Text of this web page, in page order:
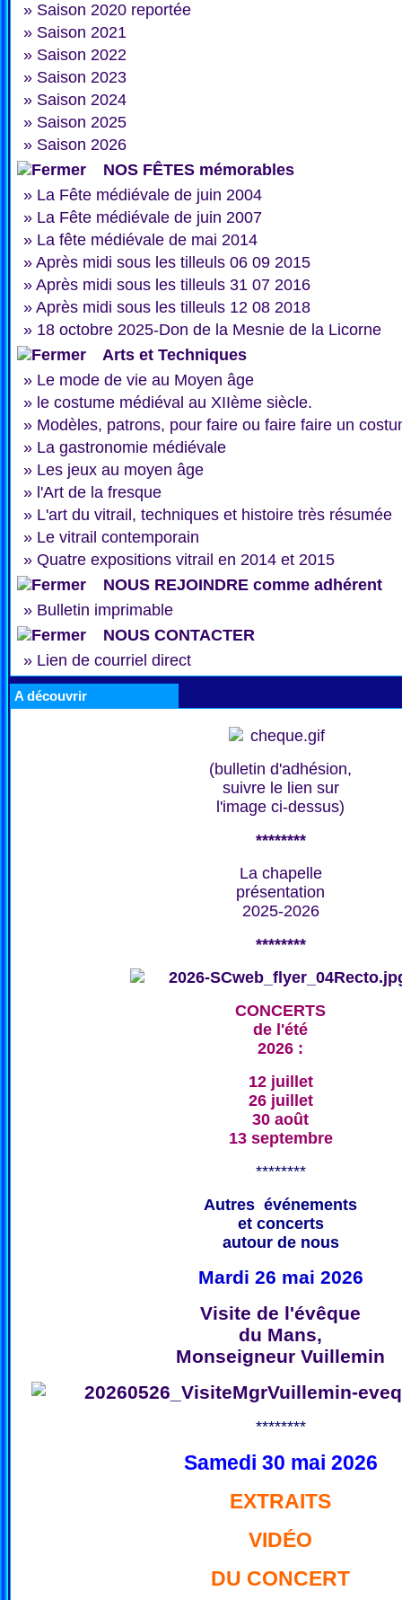
» Saison 2020 reportée
» Saison 2021
» Saison 2022
» Saison 2023
» Saison 2024
» Saison 2025
» Saison 2026
NOS FÊTES mémorables
» La Fête médiévale de juin 2004
» La Fête médiévale de juin 2007
» La fête médiévale de mai 2014
» Après midi sous les tilleuls 06 09 2015
» Après midi sous les tilleuls 31 07 2016
» Après midi sous les tilleuls 12 08 2018
» 18 octobre 2025-Don de la Mesnie de la Licorne
Arts et Techniques
» Le mode de vie au Moyen âge
» le costume médiéval au XIIème siècle.
» Modèles, patrons, pour faire ou faire faire un
» La gastronomie médiévale
» Les jeux au moyen âge
» l'Art de la fresque
» L'art du vitrail, techniques et histoire très résumée
» Le vitrail contemporain
» Quatre expositions vitrail en 2014 et 2015
NOUS REJOINDRE comme adhérent
» Bulletin imprimable
NOUS CONTACTER
» Lien de courriel direct
A découvrir
(bulletin d'adhésion,
suivre le lien sur
l'image ci-dessus)
********
La chapelle
présentation
2025-2026
********
CONCERTS
de l'été
2026 :
12 juillet
26 juillet
30 août
13 septembre
********
Autres événements
et concerts
autour de nous
Mardi 26 mai 2026
Visite de l'évêque
du Mans,
Monseigneur Vuillemin
********
Samedi 30 mai 2026
EXTRAITS
VIDÉO
DU CONCERT